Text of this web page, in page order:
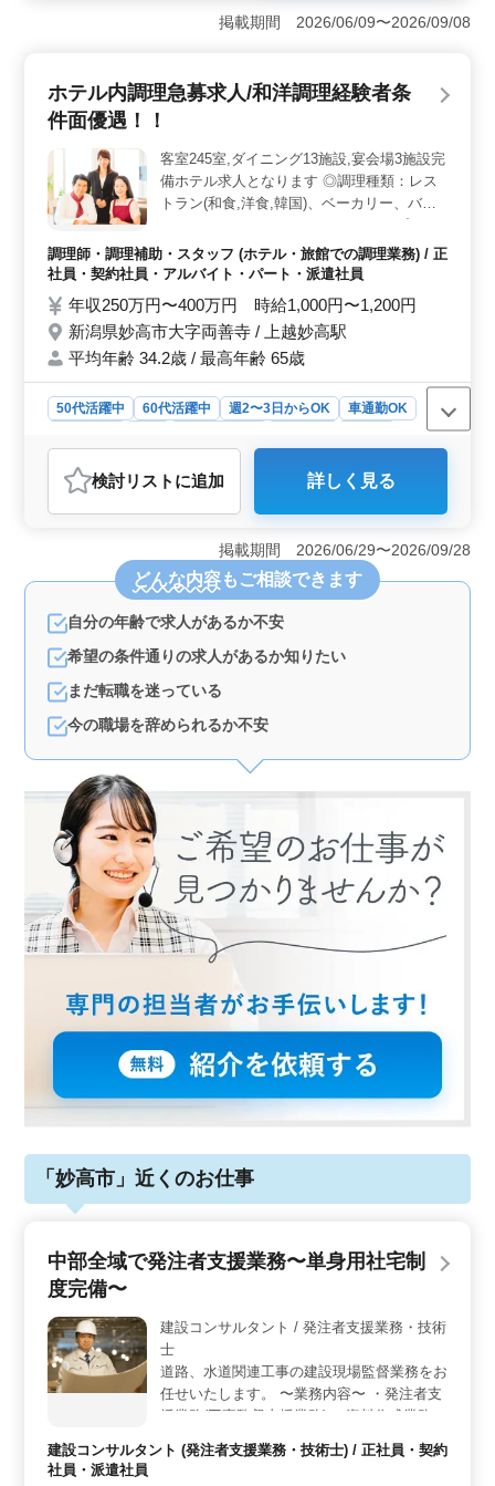
ラブル対応まで、幅広いスキルを発揮できます。 ＜
中高年活躍中＞ 中高年が活躍中の職場です。 マイカ
利厚生が整っております。 交通費は実費支給です。
掲載期間 2026/06/09〜2026/09/08
ホテル内調理急募求人/和洋調理経験者条
件面優遇！！
客室245室,ダイニング13施設,宴会場3施設完
備ホテル求人となります ◎調理種類：レス
トラン(和食,洋食,韓国)、ベーカリー、バ
ッチン形式施設あり 【主な調理業務】 ・調
理、盛り付け、仕込み ・食器洗浄、厨房内
フト制) ・社会保険完備 ・勤務時間応相談
・車通勤可能(無料駐車場完備) ・単身用宿舎
完備 まずはお問い合わせください ご応募お
待ちしております
調理師・調理補助・スタッフ (ホテル・旅館での調理業務) / 正
社員・契約社員・アルバイト・パート・派遣社員
年収250万円〜400万円 時給1,000円〜1,200円
新潟県妙高市大字両善寺 / 上越妙高駅
平均年齢 34.2歳 / 最高年齢 65歳
50代活躍中 60代活躍中 週2〜3日からOK
車通勤OK
アルバイト・パート
調理師・調理補助・スタッフ
おすすめポイント
＜経験を活かす＞ この職場では、和食、洋食、韓国料
理など複数の料理種類に携わることができます。 経験
を活かせ、さらに広範囲なスキルを身につけることが可
可能な週休2日シフト制です。勤務時間は相談に応じて調
整可能で、車通勤も無料駐車場を利用でき、働きやすい
環境が整っています。 ＜福利厚生＞ 単身用宿舎が
完備されており、遠方からの応募者も安心して生活をス
タートできます。社会保険完備など、福利厚生面も整っ
ております。
検討リスト に追加 詳しく見る
掲載期間 2026/06/29〜2026/09/28
どんな内容もご相談できます
自分の年齢で求人があるか不安
希望の条件通りの求人があるか知りたい
まだ転職を迷っている
今の職場を辞められるか不安
「妙高市」近くのお仕事
中部全域で発注者支援業務〜単身用社宅制
度完備〜
建設コンサルタント / 発注者支援業務・技術
士
道路、水道関連工事の建設現場監督業務をお
任せいたします。 〜業務内容〜 ・発注者支
援業務(工事監督支援業務) ・資料作成業務
☆中高年歓迎（50〜60代のベテラン急募）
建設コンサルタント (発注者支援業務・技術士) / 正社員・契約
社員・派遣社員